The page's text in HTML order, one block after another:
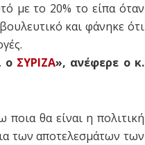
με το 20% το είπα όταν
και φάνηκε ότι
ο ΣΥΡΙΖΑ», ανέφερε ο κ.
ποια θα είναι η πολιτική
των αποτελεσμάτων των